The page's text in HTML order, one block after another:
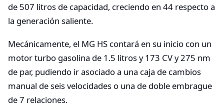
de 507 litros de capacidad, creciendo en 44 respecto a
la generación saliente.
Mecánicamente, el MG HS contará en su inicio con un
motor turbo gasolina de 1.5 litros y 173 CV y 275 nm
de par, pudiendo ir asociado a una caja de cambios
manual de seis velocidades o una de doble embrague
de 7 relaciones.